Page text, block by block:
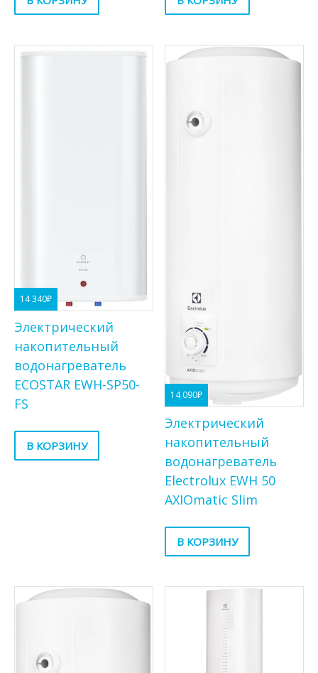
14 340₽
Электрический
накопительный
водонагреватель
ECOSTAR EWH-SP50-
FS
В КОРЗИНУ
14 090₽
Электрический
накопительный
водонагреватель
Electrolux EWH 50
AXIOmatic Slim
В КОРЗИНУ